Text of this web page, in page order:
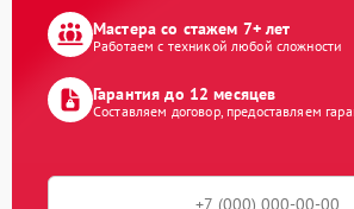
Мастера со стажем 7+ лет
Работаем с техникой любой сложности
Гарантия до 12 месяцев
Составляем договор, предоставляем